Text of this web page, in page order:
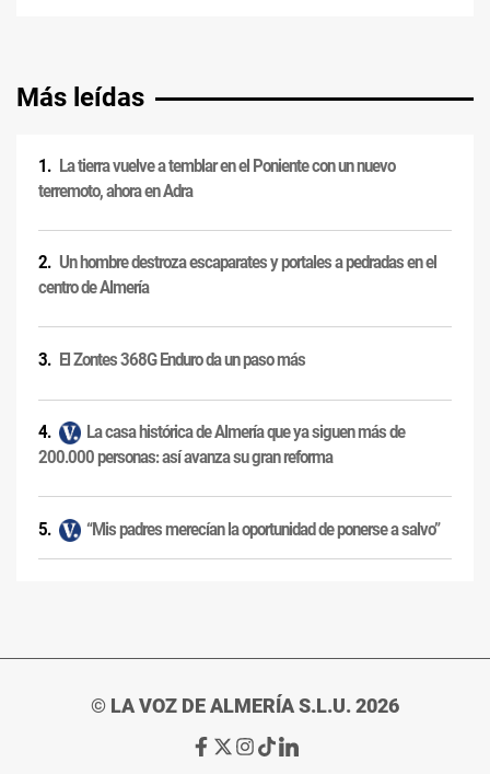
Más leídas
La tierra vuelve a temblar en el Poniente con un nuevo
terremoto, ahora en Adra
Un hombre destroza escaparates y portales a pedradas en el
centro de Almería
El Zontes 368G Enduro da un paso más
La casa histórica de Almería que ya siguen más de
200.000 personas: así avanza su gran reforma
“Mis padres merecían la oportunidad de ponerse a salvo”
© LA VOZ DE ALMERÍA S.L.U. 2026
Ir
Ir
Ir Ir Ir